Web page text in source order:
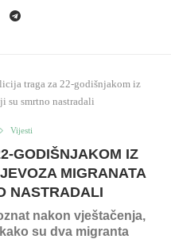
traga za 22-godišnjakom iz
su smrtno nastradali
Vijesti
GODIŠNJAKOM IZ
MIGRANATA
NASTRADALI
nakon vještačenja,
su dva migranta